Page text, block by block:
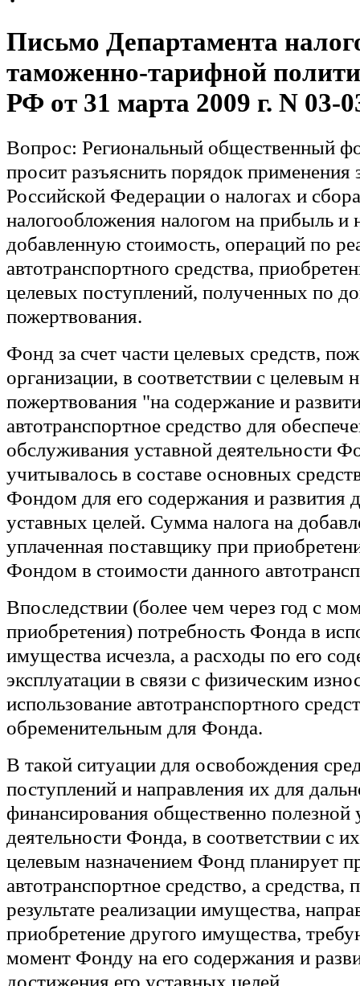
Письмо Департамента
таможенно-тарифной
РФ от 31 марта 2009 г. N 03-
Вопрос: Региональный общественный
просит разъяснить порядок применения
Российской Федерации о налогах и
налогообложения налогом на прибыль и
добавленную стоимость, операций по
автотранспортного средства,
целевых поступлений, полученных по
пожертвования.
Фонд за счет части целевых средств,
организации, в соответствии с целевым
пожертвования "на содержание и
автотранспортное средство для
обслуживания уставной деятельности
учитывалось в составе основных
Фондом для его содержания и развития
уставных целей. Сумма налога на
уплаченная поставщику при
Фондом в стоимости данного
Впоследствии (более чем через год с
приобретения) потребность Фонда в
имущества исчезла, а расходы по его
эксплуатации в связи с физическим
использование автотранспортного
обременительным для Фонда.
В такой ситуации для освобождения
поступлений и направления их для
финансирования общественно полезной
деятельности Фонда, в соответствии с
целевым назначением Фонд планирует
автотранспортное средство, а средства,
результате реализации имущества,
приобретение другого имущества,
момент Фонду на его содержания и